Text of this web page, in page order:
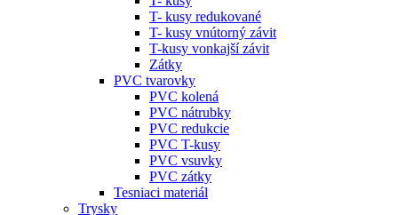
T- kusy redukované
T- kusy vnútorný závit
T-kusy vonkajší závit
Zátky
PVC tvarovky
PVC kolená
PVC nátrubky
PVC redukcie
PVC T-kusy
PVC vsuvky
PVC zátky
Tesniaci materiál
Trysky